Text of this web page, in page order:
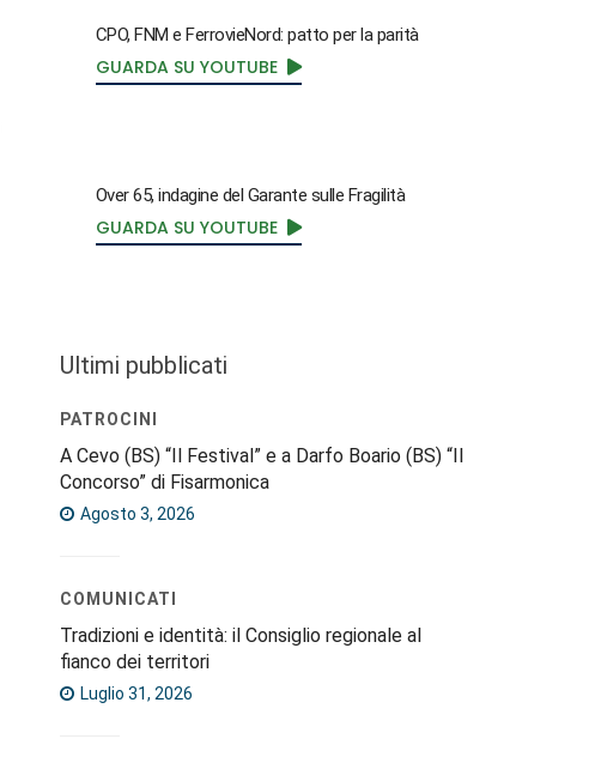
CPO, FNM e FerrovieNord: patto per la parità
GUARDA SU YOUTUBE
Over 65, indagine del Garante sulle Fragilità
GUARDA SU YOUTUBE
Ultimi pubblicati
PATROCINI
A Cevo (BS) “Il Festival” e a Darfo Boario (BS) “Il
Concorso” di Fisarmonica
Agosto 3, 2026
COMUNICATI
Tradizioni e identità: il Consiglio regionale al
fianco dei territori
Luglio 31, 2026